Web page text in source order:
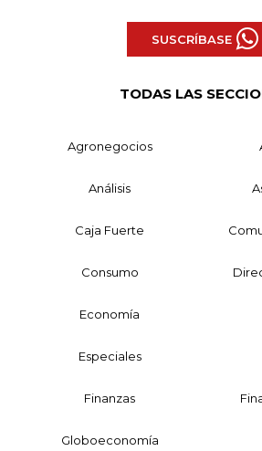
SUSCRÍBASE
TODAS LAS
Agronegocios
Análisis
Caja Fuerte
Consumo
Economía
Especiales
Finanzas
Globoeconomía